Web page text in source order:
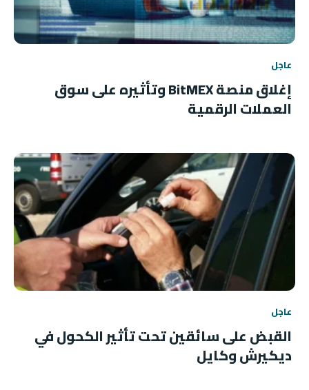
عاجل
إغلاق منصة BitMEX وتأثيره على سوق
العملات الرقمية
عاجل
القبض على سائقين تحت تأثير الكحول في
ديكيرش وكايل